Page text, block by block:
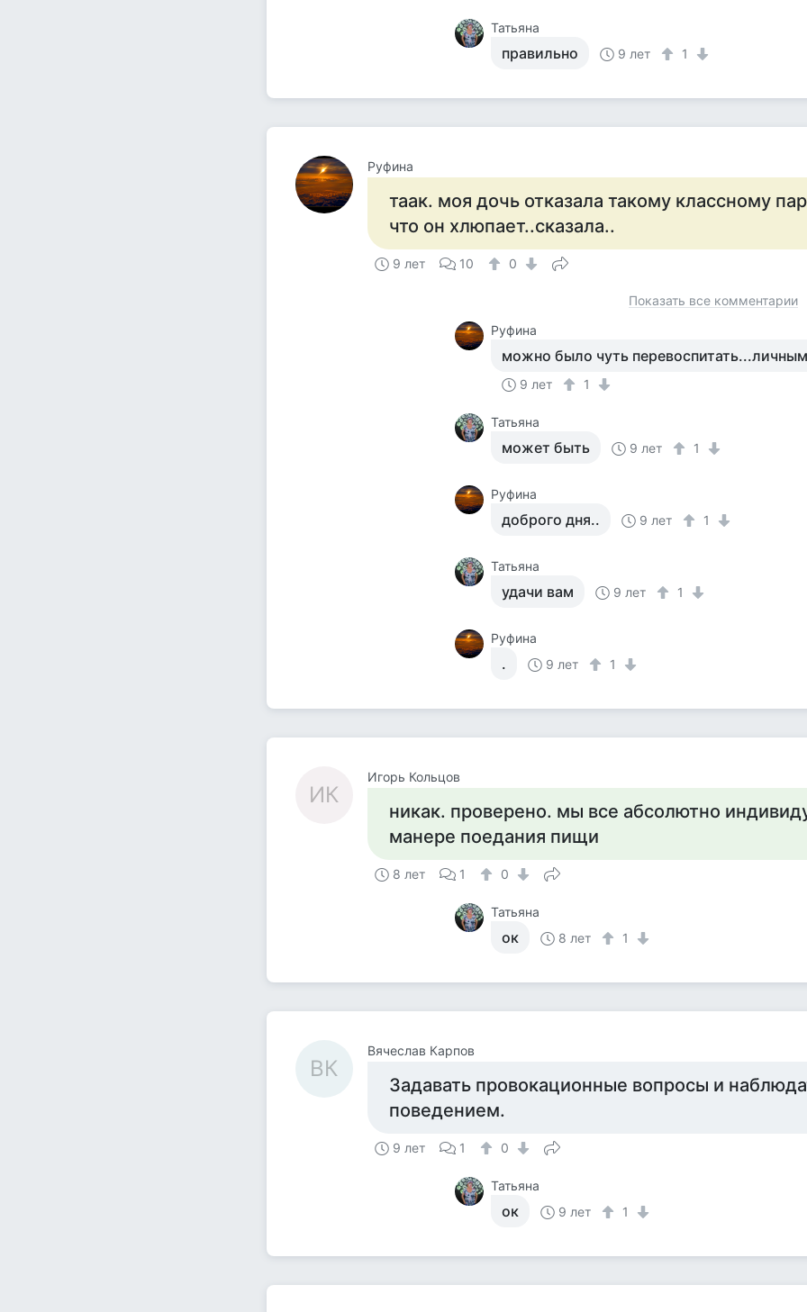
Татьяна
правильно 9 лет 1
Руфина
таак. моя дочь отказала такому классному
что он хлюпает..сказала..
9 лет 10 0
Показать все комментарии
Руфина
можно было чуть
9 лет 1
Татьяна
может быть 9 лет 1
Руфина
доброго дня.. 9 лет 1
Татьяна
удачи вам 9 лет 1
Руфина
. 9 лет 1
ИК
Игорь Кольцов
никак. проверено. мы все абсолютно
манере поедания пищи
8 лет 1 0
Татьяна
ок 8 лет 1
ВК
Вячеслав Карпов
Задавать провокационные вопросы и
поведением.
9 лет 1 0
Татьяна
ок 9 лет 1